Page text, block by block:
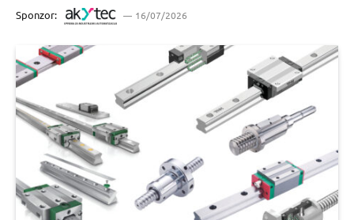
Sponzor: 16/07/2026